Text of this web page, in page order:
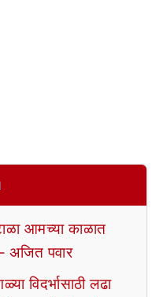
आमच्या काळात
अजित पवार
विदर्भासाठी लढा